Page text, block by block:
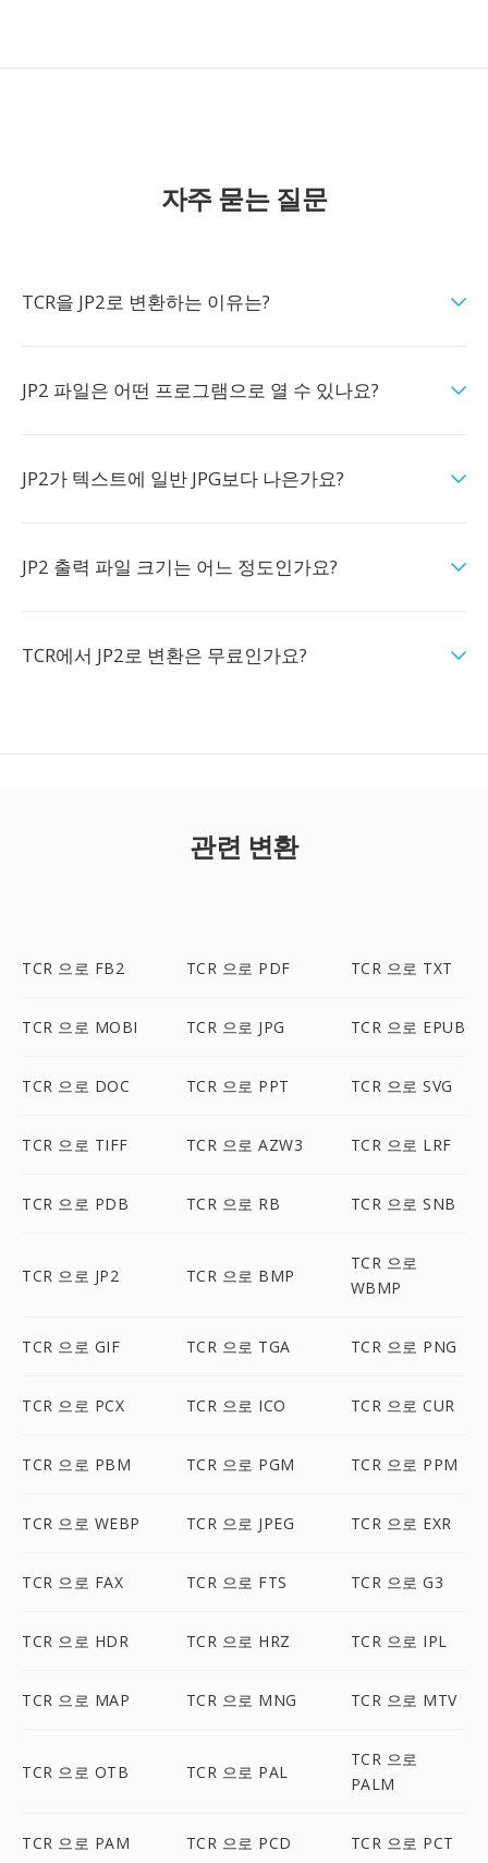
자주 묻는 질문
TCR을 JP2로 변환하는 이유는?
JP2 파일은 어떤 프로그램으로 열 수 있나요?
JP2가 텍스트에 일반 JPG보다 나은가요?
JP2 출력 파일 크기는 어느 정도인가요?
TCR에서 JP2로 변환은 무료인가요?
관련 변환
TCR 으로 FB2 TCR 으로 PDF TCR 으로 TXT
TCR 으로 MOBI TCR 으로 JPG TCR 으로 EPUB
TCR 으로 DOC TCR 으로 PPT TCR 으로 SVG
TCR 으로 TIFF TCR 으로 AZW3 TCR 으로 LRF
TCR 으로 PDB TCR 으로 RB TCR 으로 SNB
TCR 으로 JP2 TCR 으로 BMP
TCR 으로
WBMP
TCR 으로 GIF TCR 으로 TGA TCR 으로 PNG
TCR 으로 PCX TCR 으로 ICO TCR 으로 CUR
TCR 으로 PBM TCR 으로 PGM TCR 으로 PPM
TCR 으로 WEBP TCR 으로 JPEG TCR 으로 EXR
TCR 으로 FAX TCR 으로 FTS TCR 으로 G3
TCR 으로 HDR TCR 으로 HRZ TCR 으로 IPL
TCR 으로 MAP TCR 으로 MNG TCR 으로 MTV
TCR 으로 OTB TCR 으로 PAL
TCR 으로
PALM
TCR 으로 PAM TCR 으로 PCD TCR 으로 PCT